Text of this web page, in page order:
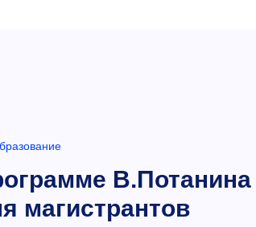
В.Потанина
магистрантов